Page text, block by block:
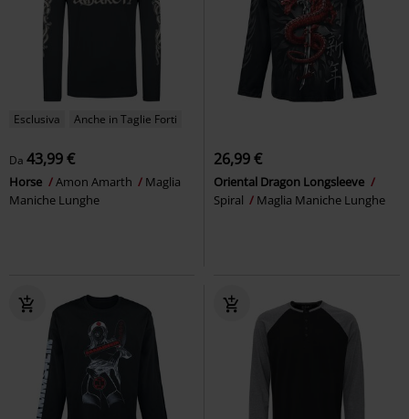
Esclusiva Anche in Taglie Forti
Da 43,99 €
Horse Amon Amarth
Maglia
Maniche Lunghe
26,99 €
Oriental Dragon Longsleeve
Spiral
Maglia Maniche Lunghe